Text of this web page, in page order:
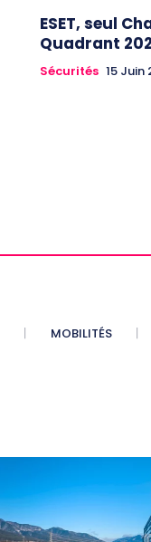
ESET, seul
Quadrant
Sécurités 15 Juin
MOBILITÉS